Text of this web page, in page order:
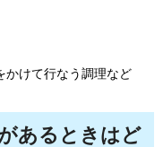
かけて行なう調理など
あるときはど